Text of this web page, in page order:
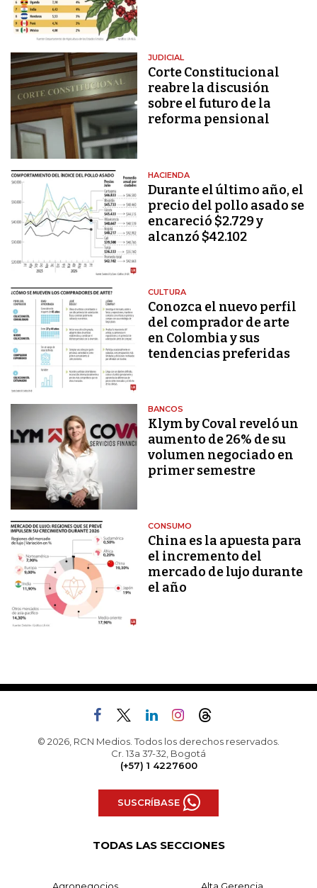
JUDICIAL
Corte Constitucional
reabre la discusión
sobre el futuro de la
reforma pensional
HACIENDA
Durante el último año, el
precio del pollo asado se
encareció $2.729 y
alcanzó $42.102
CULTURA
Conozca el nuevo perfil
del comprador de arte
en Colombia y sus
tendencias preferidas
BANCOS
Klym by Coval reveló un
aumento de 26% de su
volumen negociado en
primer semestre
CONSUMO
China es la apuesta para
el incremento del
mercado de lujo durante
el año
© 2026, RCN Medios. Todos los derechos reservados.
Cr. 13a 37-32, Bogotá
(+57) 1 4227600
SUSCRÍBASE
TODAS LAS SECCIONES
Agronegocios Alta Gerencia